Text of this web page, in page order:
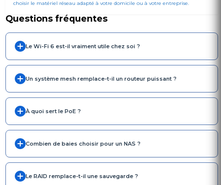
choisir le matériel réseau adapté à votre domicile ou à votre entreprise.
Questions fréquentes
Le Wi-Fi 6 est-il vraiment utile chez soi ?
Un système mesh remplace-t-il un routeur puissant ?
À quoi sert le PoE ?
Combien de baies choisir pour un NAS ?
Le RAID remplace-t-il une sauvegarde ?